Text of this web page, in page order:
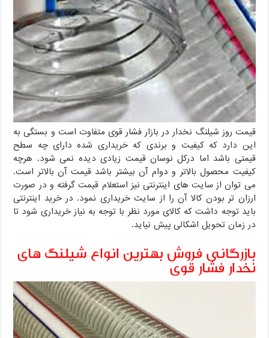
قیمت روز شیلنگ نخدار در بازار فشار قوی متفاوت است و بستگی به
این دارد که کیفیت و برندی که خریداری شده دارای چه سطح
قیمتی باشد اما درکل نوسان قیمت زیادی دیده نمی شود. هرچه
کیفیت محصول بالاتر و دوام آن بیشتر باشد قیمت آن بالاتر است.
می توان از سایت های اینترنتی نیز استعلام قیمت گرفته و در صورت
ارزان تر بودن کالا آن را از سایت خریداری نمود. در خرید اینترنتی
باید توجه داشت که کالای مورد نظر با توجه به نیاز خریداری شود تا
در زمان تحویل اشکالی پیش نیاید.
بازرگانی فروش بهترین انواع شیلنگ های
نخدار فشار قوی